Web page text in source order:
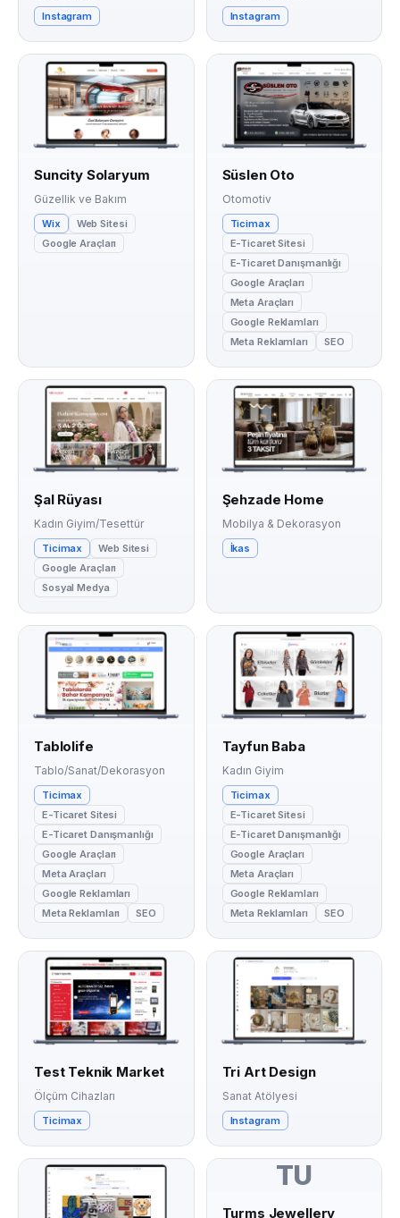
Instagram Instagram
Suncity Solaryum
Güzellik ve Bakım
Wix
Web Sitesi
Google Araçları
Süslen Oto
Otomotiv
Ticimax
E-Ticaret Sitesi
E-Ticaret Danışmanlığı
Google Araçları
Meta Araçları
Google Reklamları
Meta Reklamları
SEO
Şal Rüyası
Kadın Giyim/Tesettür
Ticimax
Web Sitesi
Google Araçları
Sosyal Medya
Şehzade Home
Mobilya & Dekorasyon
İkas
Tablolife
Tablo/Sanat/Dekorasyon
Ticimax
E-Ticaret Sitesi
E-Ticaret Danışmanlığı
Google Araçları
Meta Araçları
Google Reklamları
Meta Reklamları
SEO
Tayfun Baba
Kadın Giyim
Ticimax
E-Ticaret Sitesi
E-Ticaret Danışmanlığı
Google Araçları
Meta Araçları
Google Reklamları
Meta Reklamları
SEO
Test Teknik Market
Ölçüm Cihazları
Ticimax
Tri Art Design
Sanat Atölyesi
Instagram
TU
Turms Jewellery